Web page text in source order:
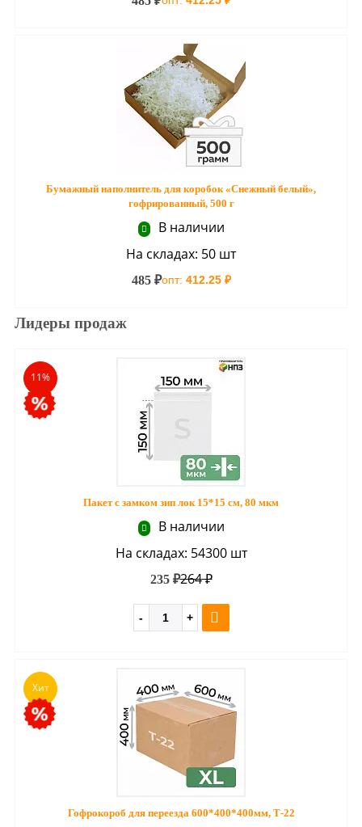
Бумажный наполнитель для коробок «Снежный белый»,
гофрированный, 500 г
В наличии
На складах: 50 шт
485 ₽опт: 412.25 ₽
Лидеры продаж
11%
Пакет с замком зип лок 15*15 см, 80 мкм
В наличии
На складах: 54300 шт
264 ₽
235 ₽
Хит
Гофрокороб для переезда 600*400*400мм, Т-22